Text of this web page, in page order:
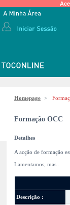
Homepage >
Formação OCC
Detalhes
A acção de formação
Lamentamos, mas
Descrição :